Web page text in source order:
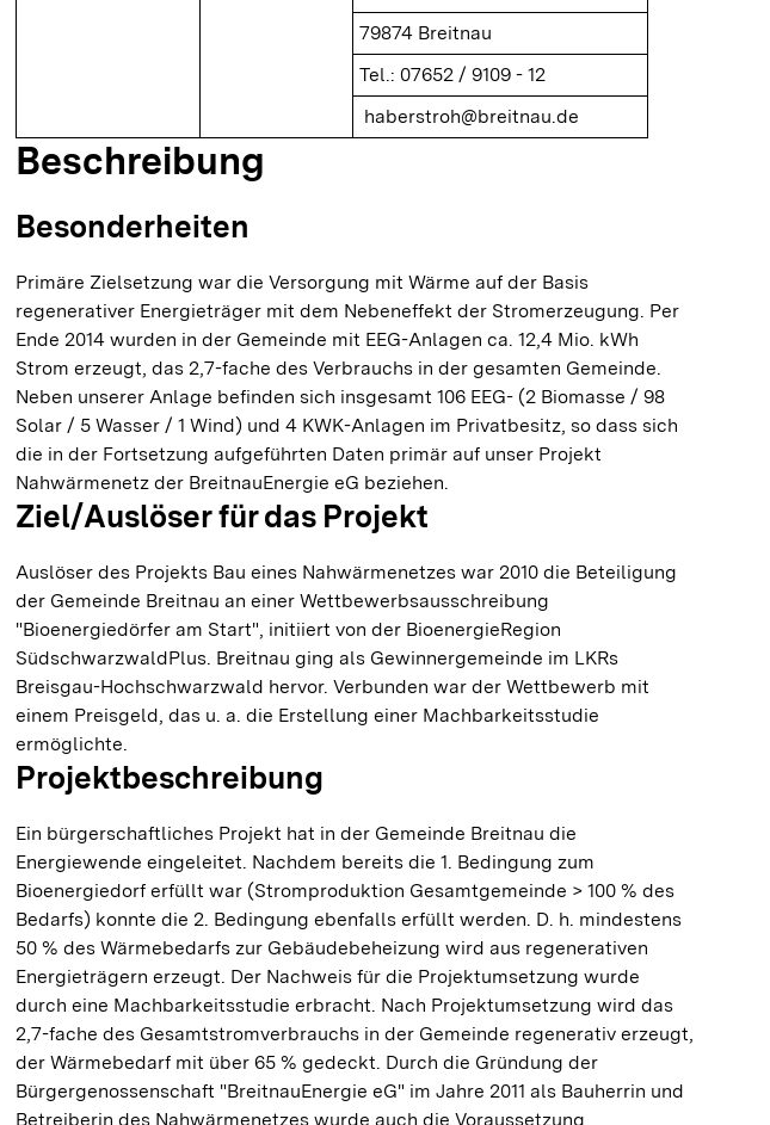
79874 Breitnau
Tel.: 07652 / 9109 - 12
haberstroh@breitnau.de
Beschreibung
Besonderheiten
Primäre Zielsetzung war die Versorgung mit Wärme auf der Basis
regenerativer Energieträger mit dem Nebeneffekt der Stromerzeugung. Per
Ende 2014 wurden in der Gemeinde mit EEG-Anlagen ca. 12,4 Mio. kWh
Strom erzeugt, das 2,7-fache des Verbrauchs in der gesamten Gemeinde.
Neben unserer Anlage befinden sich insgesamt 106 EEG- (2 Biomasse / 98
Solar / 5 Wasser / 1 Wind) und 4 KWK-Anlagen im Privatbesitz, so dass sich
die in der Fortsetzung aufgeführten Daten primär auf unser Projekt
Nahwärmenetz der BreitnauEnergie eG beziehen.
Ziel/Auslöser für das Projekt
Auslöser des Projekts Bau eines Nahwärmenetzes war 2010 die Beteiligung
der Gemeinde Breitnau an einer Wettbewerbsausschreibung
"Bioenergiedörfer am Start", initiiert von der BioenergieRegion
SüdschwarzwaldPlus. Breitnau ging als Gewinnergemeinde im LKRs
Breisgau-Hochschwarzwald hervor. Verbunden war der Wettbewerb mit
einem Preisgeld, das u. a. die Erstellung einer Machbarkeitsstudie
ermöglichte.
Projektbeschreibung
Ein bürgerschaftliches Projekt hat in der Gemeinde Breitnau die
Energiewende eingeleitet. Nachdem bereits die 1. Bedingung zum
Bioenergiedorf erfüllt war (Stromproduktion Gesamtgemeinde > 100 % des
Bedarfs) konnte die 2. Bedingung ebenfalls erfüllt werden. D. h. mindestens
50 % des Wärmebedarfs zur Gebäudebeheizung wird aus regenerativen
Energieträgern erzeugt. Der Nachweis für die Projektumsetzung wurde
durch eine Machbarkeitsstudie erbracht. Nach Projektumsetzung wird das
2,7-fache des Gesamtstromverbrauchs in der Gemeinde regenerativ erzeugt,
der Wärmebedarf mit über 65 % gedeckt. Durch die Gründung der
Bürgergenossenschaft "BreitnauEnergie eG" im Jahre 2011 als Bauherrin und
Betreiberin des Nahwärmenetzes wurde auch die Voraussetzung